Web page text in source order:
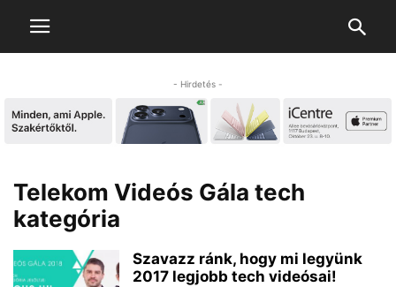
- Hirdetés -
Telekom Videós Gála tech
kategória
Szavazz ránk, hogy mi legyünk
2017 legjobb tech videósai!